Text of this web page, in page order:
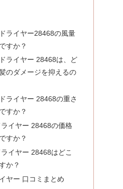
ライヤー28468の風量
すか？
ライヤー 28468は、ど
のダメージを抑えるの
ライヤー 28468の重さ
すか？
イヤー 28468の価格
すか？
イヤー 28468はどこ
か？
ヤー 口コミまとめ